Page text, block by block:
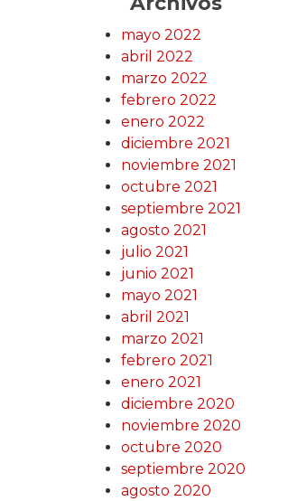
mayo 2022
abril 2022
marzo 2022
febrero 2022
enero 2022
diciembre 2021
noviembre 2021
octubre 2021
septiembre 2021
agosto 2021
julio 2021
junio 2021
mayo 2021
abril 2021
marzo 2021
febrero 2021
enero 2021
diciembre 2020
noviembre 2020
octubre 2020
septiembre 2020
agosto 2020